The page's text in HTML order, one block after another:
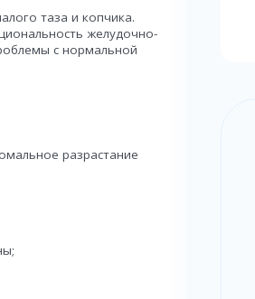
таза и копчика.
желудочно-
с нормальной
разрастание